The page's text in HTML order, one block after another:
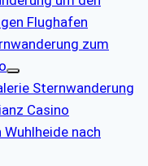
Flughafen
zum
Sternwanderung
Casino
nach